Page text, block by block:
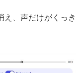
え、声だけがくっき